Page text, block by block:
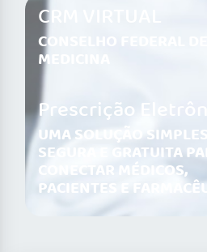
CRM VIRTUAL
CONSELHO FEDERAL DE
MEDICINA
Prescrição
UMA SOLUÇÃO
SEGURA E GRATUITA
CONECTAR MÉDICOS,
PACIENTES E